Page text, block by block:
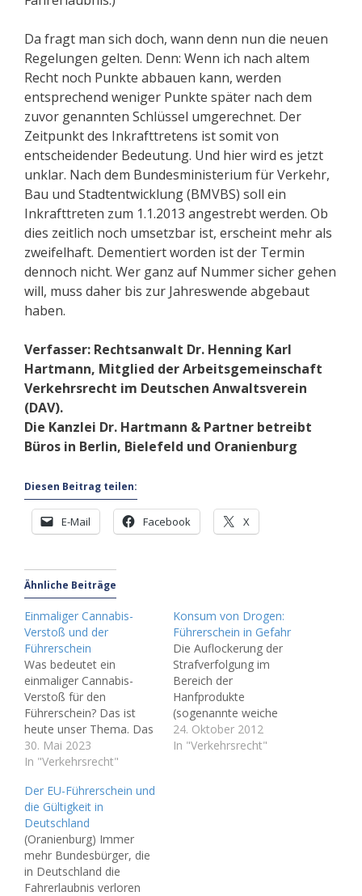
Da fragt man sich doch, wann denn nun die neuen
Regelungen gelten. Denn: Wenn ich nach altem
Recht noch Punkte abbauen kann, werden
entsprechend weniger Punkte später nach dem
zuvor genannten Schlüssel umgerechnet. Der
Zeitpunkt des Inkrafttretens ist somit von
entscheidender Bedeutung. Und hier wird es jetzt
unklar. Nach dem Bundesministerium für Verkehr,
Bau und Stadtentwicklung (BMVBS) soll ein
Inkrafttreten zum 1.1.2013 angestrebt werden. Ob
dies zeitlich noch umsetzbar ist, erscheint mehr als
zweifelhaft. Dementiert worden ist der Termin
dennoch nicht. Wer ganz auf Nummer sicher gehen
will, muss daher bis zur Jahreswende abgebaut
haben.
Verfasser: Rechtsanwalt Dr. Henning Karl
Hartmann, Mitglied der Arbeitsgemeinschaft
Verkehrsrecht im Deutschen Anwaltsverein
(DAV).
Die Kanzlei Dr. Hartmann & Partner betreibt
Büros in Berlin, Bielefeld und Oranienburg
Diesen Beitrag teilen:
E-Mail Facebook X
Ähnliche Beiträge
Einmaliger Cannabis-
Verstoß und der
Führerschein
Was bedeutet ein
einmaliger Cannabis-
Verstoß für den
Führerschein? Das ist
heute unser Thema. Das
Thema „Cannabis und
Straßenverkehr“ hat
Fahrerlaubnis. Es ist in
der
Verkehrsrechtsprechung
zur
Fahrerlaubnisverordnung
(FeV) wohl das derzeit
meistdiskutierte Thema
30. Mai 2023
In "Verkehrsrecht"
Konsum von Drogen:
Führerschein in Gefahr
Die Auflockerung der
Strafverfolgung im
Bereich der
Hanfprodukte
(sogenannte weiche
Drogen) durch das
Bundesverfassungsgeric
24. Oktober 2012
In "Verkehrsrecht"
Der EU-Führerschein und
die Gültigkeit in
Deutschland
(Oranienburg) Immer
mehr Bundesbürger, die
in Deutschland die
Fahrerlaubnis verloren